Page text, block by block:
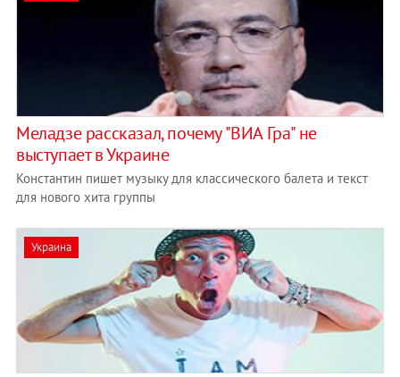
Меладзе рассказал, почему "ВИА Гра" не
выступает в Украине
Константин пишет музыку для классического балета и текст
для нового хита группы
Украина